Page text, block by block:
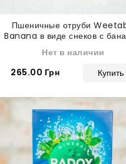
Пшеничные отруби
Banana в виде снеков с
Нет в наличии
265.00 Грн
Купить